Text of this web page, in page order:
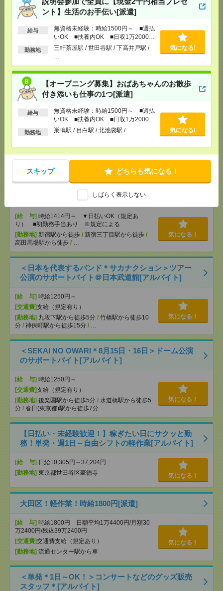
ント】生活のお手伝い[派遣]
給与
無資格未経験：時給1500円～ ■週払
いOK ■扶養内OK ■日収1万2000円
以上
勤務地
三軒茶屋駅 / 世田谷駅 / 下高井戸駅 /
気になる!
【オープニング募集】おばあちゃんのお散歩
付き添いも仕事の1つ[派遣]
給与
無資格未経験：時給1500円～ ■週払
いOK ■扶養内OK ■日収1万2000円
以上
勤務地 巣鴨駅 / 目白駅 / 北池袋駅 / … 気になる!
スキップ どちらも気になる！
しばらく表示しない
[勤務地] 三軒茶屋駅/世田谷駅/下高井戸駅/ …
【オープニング募集】おばあちゃんのお散歩付き添
いも仕事の1つ[派遣]
無資格未経験：時給1500円～ ■週払い
OK ■扶養内OK ■日収1万2000円以上
[交通費]
[勤務地]
巣鴨駅 目白駅/北池袋駅/…
≪憧れ大手企業≫総務のオシゴト！のびのび働く！
＊50代活躍中[派遣]
和光市駅から徒歩5分
気になる！
充電を繋げるだけ！[派遣]
[給 与] 時給1414円～ ▼日払いOK（規定あ
り） ■初勤務手当あり ※規定による
[勤務地] 新宿駅から徒歩 / 新宿三丁目駅から徒歩 /
高田馬場駅から徒歩 /
気になる！
＜日本を代表するバンド＊サカナクション＞ツアー
公演のサポートバイト＠日本武道館[アルバイト]
[給 与] 時給1250円～
[交通費]支給（規定有り）
[勤務地] 九段下駅から徒歩5分 / 竹橋駅から徒歩10
分 / 神保町駅から徒歩15分 /
気になる！
＜SEKAI NO OWARI＊8月15日・16日＞ドーム公演
のサポートバイト[アルバイト]
[給 与] 時給1250円～
[交通費]支給（規定有り）
[勤務地] 後楽園駅から徒歩5分 / 水道橋駅から徒歩5
分 / 春日(東京都)駅から徒歩7分
気になる！
【日払い・未経験歓迎！】稼ぎたい日にサクッと勤
務！単発・週1日～自由シフトの軽作業[アルバイト]
[給 与] 日給10,305円～37,204円
[勤務地] 東京都世田谷区豪徳寺 気になる！
大田区！軽作業！時給1800円[派遣]
[給 与] 時給1800円 日額平均1万4400円/月額30
万2400円/残込39万2400円
[交通費]交通費支給（規定あり）
[勤務地] 流通センター駅から車
気になる！
＜単発＊1日～OK！＞コンサートなどのグッズ販売
スタッフ＊[アルバイト]